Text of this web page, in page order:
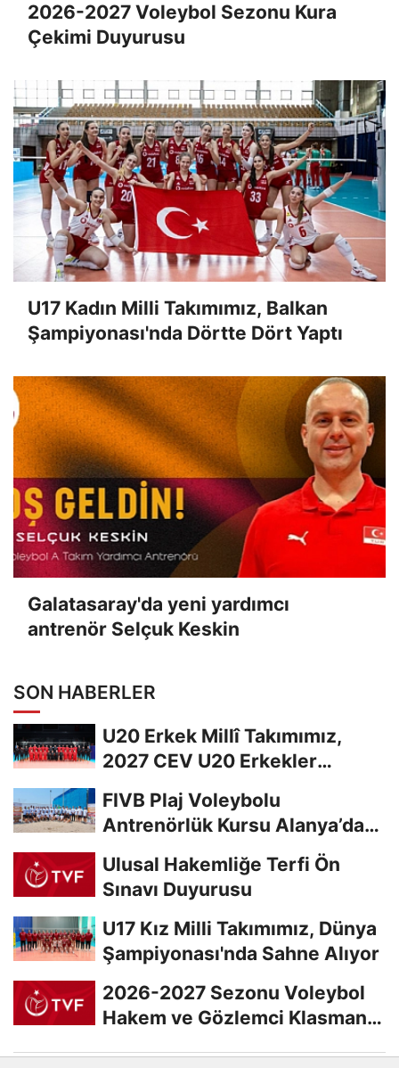
2026-2027 Voleybol Sezonu Kura
Çekimi Duyurusu
U17 Kadın Milli Takımımız, Balkan
Şampiyonası'nda Dörtte Dört Yaptı
Galatasaray'da yeni yardımcı
antrenör Selçuk Keskin
SON HABERLER
U20 Erkek Millî Takımımız,
2027 CEV U20 Erkekler
FIVB Plaj Voleybolu
Antrenörlük Kursu Alanya’da
Ulusal Hakemliğe Terfi Ön
Sınavı Duyurusu
U17 Kız Milli Takımımız, Dünya
Şampiyonası'nda Sahne Alıyor
2026-2027 Sezonu Voleybol
Hakem ve Gözlemci Klasman